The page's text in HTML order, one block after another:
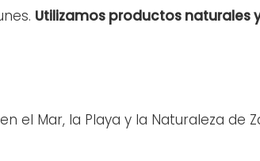
Utilizamos productos naturales
el Mar, la Playa y la Naturaleza de